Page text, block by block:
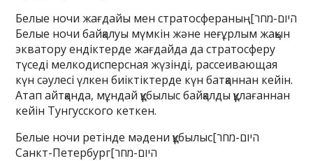
Белые ночи жағдайы мен стратосфераның[היום-מחר
Белые ночи байқалуы мүмкін және неғұрлым жақын
экватору ендіктерде жағдайда да стратосферу
түседі мелкодисперсная жүзінді, рассеивающая
күн сәулесі үлкен биіктіктерде күн батқаннан кейін.
Атап айтқанда, мұндай құбылыс байқалды құлағаннан
кейін Тунгусского кеткен.
Белые ночи ретінде мәдени құбылыс[היום-מחר
Санкт-Петербург[היום-מחר